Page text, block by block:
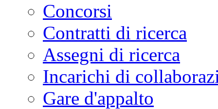
Concorsi
Contratti di ricerca
Assegni di ricerca
Incarichi di
Gare d'appalto